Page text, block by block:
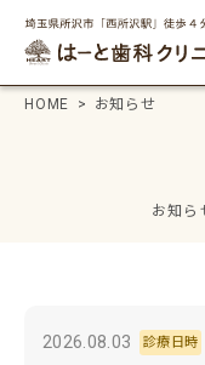
HOME お知らせ
お知ら
2026.08.03 診療日時